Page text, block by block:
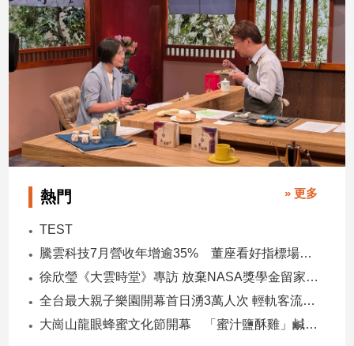
熱門 » 更多
TEST
騰雲科技7月營收年增逾35% 董座看好指標場域複製動能
徐欣瑩《大雲時堂》專訪 放棄NASA獎學金留家鄉 主張雙AI治縣讓城市更科技更有愛
全台最大親子樂園開幕首日湧3萬人次 輕軌客流增20倍
大崗山龍眼蜂蜜文化節開幕 「蜜汁鹽酥雞」鹹甜跨界搶話題